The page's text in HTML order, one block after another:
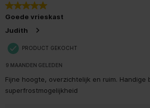
5 van 5 sterren.
Goede vrieskast
Judith
PRODUCT GEKOCHT
9 MAANDEN GELEDEN
Fijne hoogte, overzichtelijk en ruim. Handige
superfrostmogelijkheid